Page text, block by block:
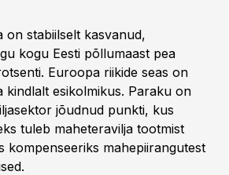
on stabiilselt kasvanud,
kogu Eesti põllumaast pea
Euroopa riikide seas on
kindlalt esikolmikus. Paraku on
jõudnud punkti, kus
tuleb maheteravilja tootmist
kompenseeriks mahepiirangutest